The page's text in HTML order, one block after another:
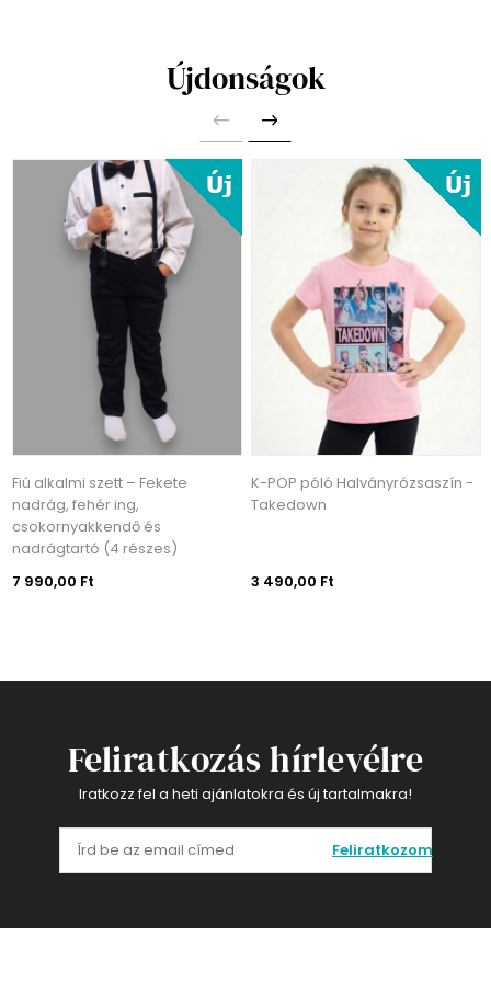
Újdonságok
Fiú alkalmi szett – Fekete
nadrág, fehér ing,
csokornyakkendő és
nadrágtartó (4 részes)
7 990,00 Ft
K-POP póló Halványrózsaszín -
Takedown
3 490,00 Ft
Feliratkozás hírlevélre
Iratkozz fel a heti ajánlatokra és új tartalmakra!
Feliratkozom